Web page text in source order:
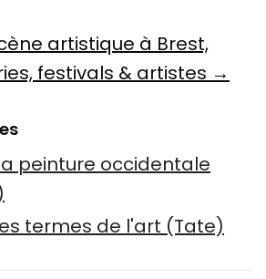
artistique à Brest,
festivals & artistes →
peinture occidentale
termes de l'art (Tate)